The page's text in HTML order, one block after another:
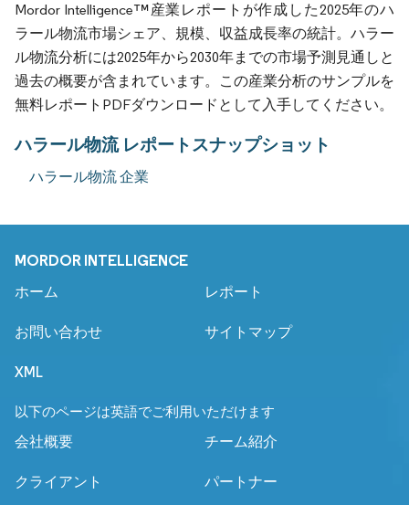
Mordor Intelligence™産業レポートが作成した2025年のハ
ラール物流市場シェア、規模、収益成長率の統計。ハラー
ル物流分析には2025年から2030年までの市場予測見通しと
過去の概要が含まれています。この産業分析のサンプルを
無料レポートPDFダウンロードとして入手してください。
ハラール物流 レポートスナップショット
ハラール物流 企業
MORDOR INTELLIGENCE
ホーム レポート
お問い合わせ サイトマップ
XML
以下のページは英語でご利用いただけます
会社概要
チーム紹介
クライアント パートナー